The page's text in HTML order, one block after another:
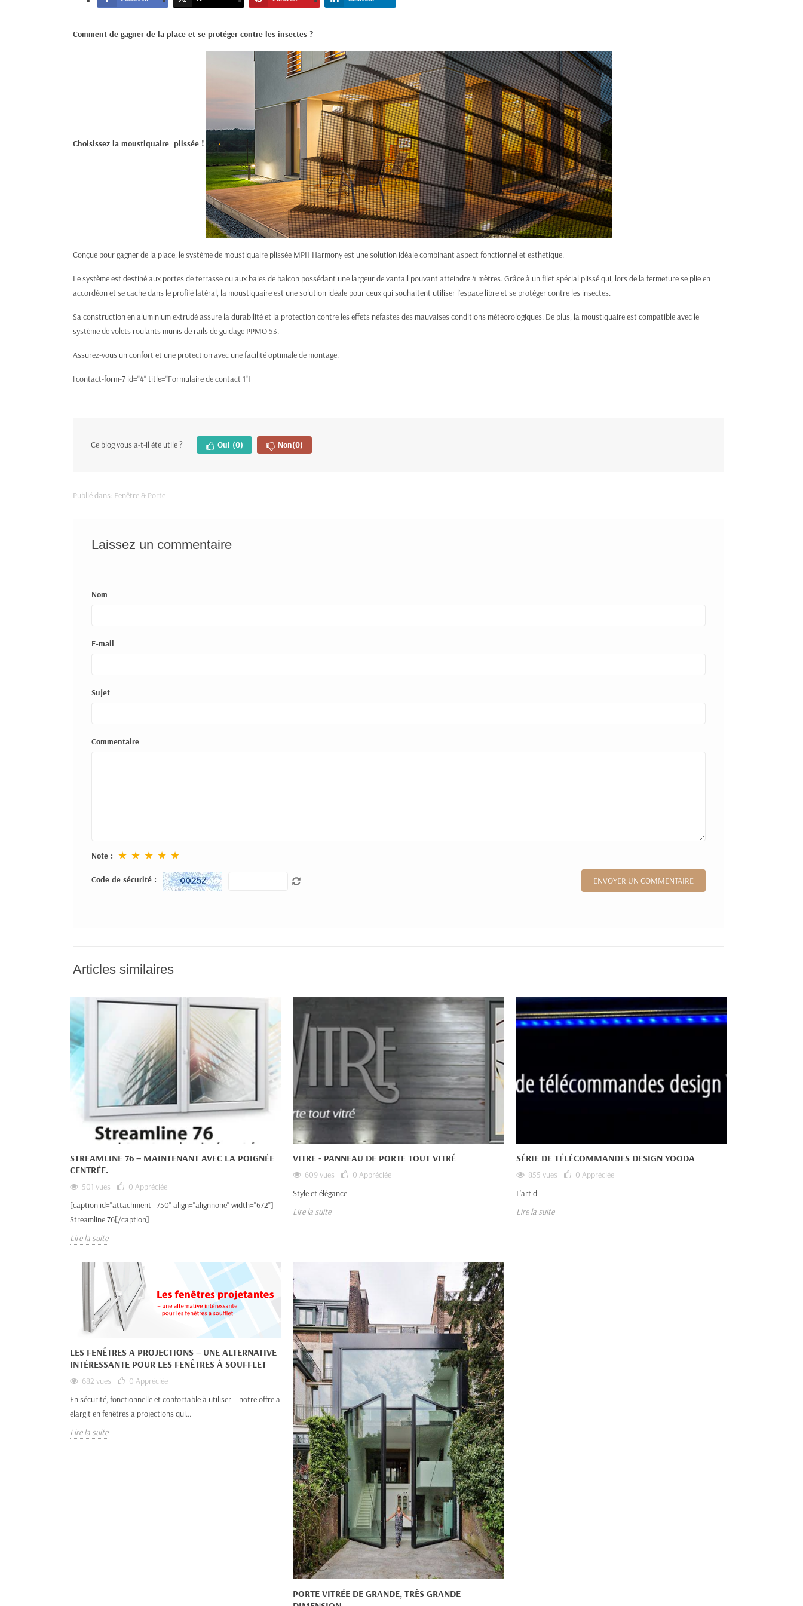
Comment de gagner de la place et se protéger contre les insectes ?
Choisissez la moustiquaire plissée !
Conçue pour gagner de la place, le système de moustiquaire plissée MPH Harmony est une solution idéale combinant aspect fonctionnel et esthétique.
Le système est destiné aux portes de terrasse ou aux baies de balcon possédant une largeur de vantail pouvant atteindre 4 mètres. Grâce à un filet spécial plissé qui, lors de la fermeture se plie en
accordéon et se cache dans le profilé latéral, la moustiquaire est une solution idéale pour ceux qui souhaitent utiliser l’espace libre et se protéger contre les insectes.
Sa construction en aluminium extrudé assure la durabilité et la protection contre les effets néfastes des mauvaises conditions météorologiques. De plus, la moustiquaire est compatible avec le
système de volets roulants munis de rails de guidage PPMO 53.
Assurez-vous un confort et une protection avec une facilité optimale de montage.
[contact-form-7 id="4" title="Formulaire de contact 1"]
Ce blog vous a-t-il été utile ? Oui (0) Non(0)
Publié dans: Fenêtre & Porte
Laissez un commentaire
Nom
E-mail
Sujet
Commentaire
Note : ★ ★ ★ ★ ★
Code de sécurité :
Articles similaires
STREAMLINE 76 – MAINTENANT AVEC LA POIGNÉE
CENTRÉE.
501 vues 0 Appréciée
[caption id="attachment_750" align="alignnone" width="672"]
Streamline 76[/caption]
Lire la suite
VITRE - PANNEAU DE PORTE TOUT VITRÉ
609 vues 0Appréciée
Style et élégance
Lire la suite
SÉRIE DE TÉLÉCOMMANDES DESIGN YOODA
855 vues 0 Appréciée
L'art d
Lire la suite
LES FENÊTRES A PROJECTIONS – UNE ALTERNATIVE
INTÉRESSANTE POUR LES FENÊTRES À SOUFFLET
682 vues 0 Appréciée
En sécurité, fonctionnelle et confortable à utiliser – notre offre a
élargit en fenêtres a projections qui...
Lire la suite
PORTE VITRÉE DE GRANDE, TRÈS GRANDE